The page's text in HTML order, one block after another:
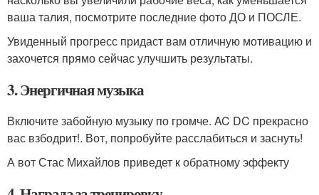
ваша талия, посмотрите последние фото ДО и ПОСЛЕ.
Увиденный прогресс придаст вам отличную мотивацию и
захочется прямо сейчас улучшить результаты.
3. Энергичная музыка
Включите забойную музыку по громче. AC DC прекрасно
вас взбодрит!. Вот, попробуйте расслабиться и заснуть!
А вот Стас Михайлов приведет к обратному эффекту